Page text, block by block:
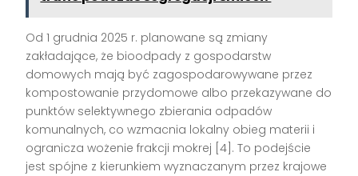
Od 1 grudnia 2025 r. planowane są zmiany
zakładające, że bioodpady z gospodarstw
domowych mają być zagospodarowywane przez
kompostowanie przydomowe albo przekazywane do
punktów selektywnego zbierania odpadów
komunalnych, co wzmacnia lokalny obieg materii i
ogranicza wożenie frakcji mokrej [4]. To podejście
jest spójne z kierunkiem wyznaczanym przez krajowe